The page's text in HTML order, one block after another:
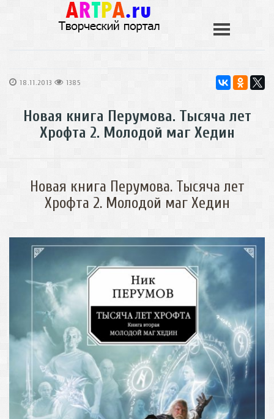
18.11.2013 1385
Новая книга Перумова. Тысяча лет
Хрофта 2. Молодой маг Хедин
Новая книга Перумова. Тысяча лет
Хрофта 2. Молодой маг Хедин